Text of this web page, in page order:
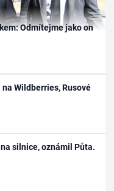
Odmítejme jako on
Wildberries, Rusové
silnice, oznámil Půta.